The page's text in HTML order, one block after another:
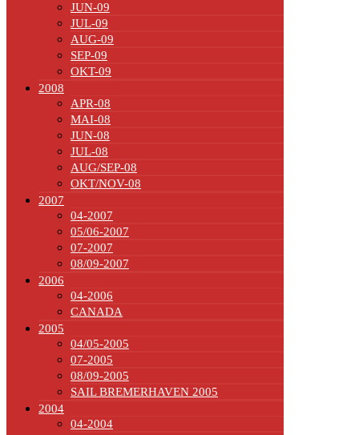
JUN-09
JUL-09
AUG-09
SEP-09
OKT-09
2008
APR-08
MAI-08
JUN-08
JUL-08
AUG/SEP-08
OKT/NOV-08
2007
04-2007
05/06-2007
07-2007
08/09-2007
2006
04-2006
CANADA
2005
04/05-2005
07-2005
08/09-2005
SAIL BREMERHAVEN 2005
2004
04-2004